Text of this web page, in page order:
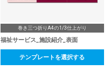
巻き三つ折りA4の1/3仕上がり
福祉サービス_施設紹介_表面
テンプレートを選択する